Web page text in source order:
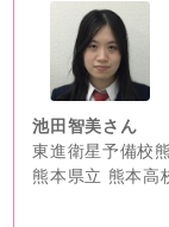
no
image
池田智美さん
東進衛星予備校
熊本県立 熊本高